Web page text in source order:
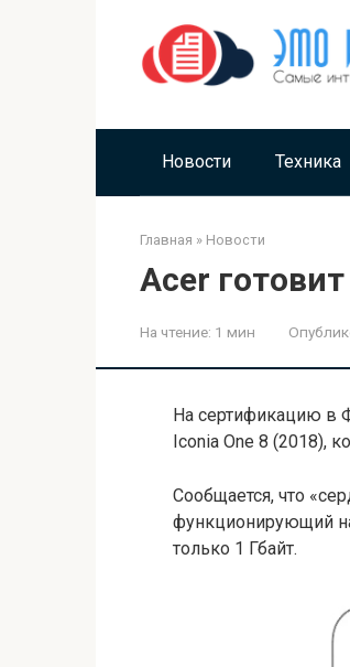
Новости Техника
Главная » Новости
Acer
На чтение: 1 мин
На сертификацию в
Iconia One 8 (2018),
Сообщается, что
функционирующий на
только 1 Гбайт.